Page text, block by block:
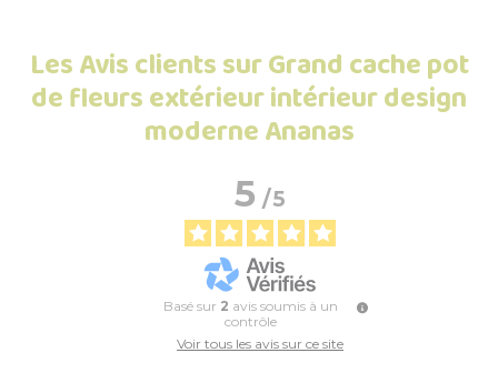
Les Avis clients sur Grand cache pot
de fleurs extérieur intérieur design
moderne Ananas
5/5
Basé sur 2 avis soumis à un
contrôle
Voir tous les avis sur ce site